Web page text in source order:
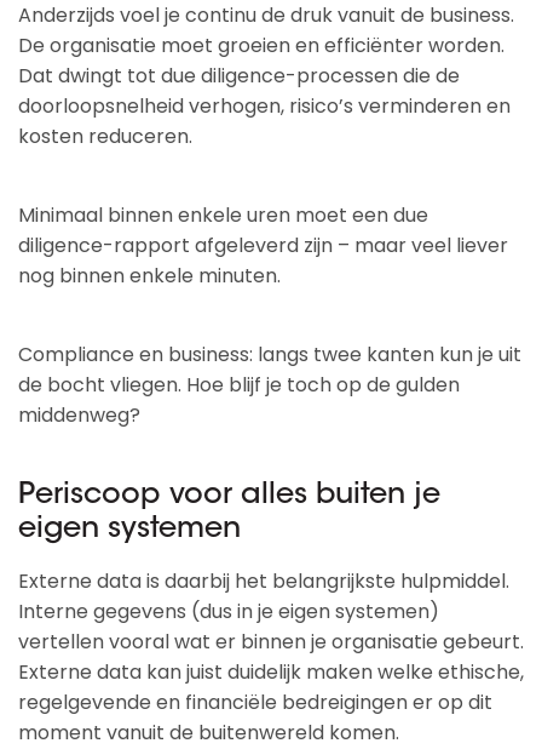
Anderzijds voel je continu de druk vanuit de business.
De organisatie moet groeien en efficiënter worden.
Dat dwingt tot due diligence-processen die de
doorloopsnelheid verhogen, risico’s verminderen en
kosten reduceren.
Minimaal binnen enkele uren moet een due
diligence-rapport afgeleverd zijn – maar veel liever
nog binnen enkele minuten.
Compliance en business: langs twee kanten kun je uit
de bocht vliegen. Hoe blijf je toch op de gulden
middenweg?
Periscoop voor alles buiten je
eigen systemen
Externe data is daarbij het belangrijkste hulpmiddel.
Interne gegevens (dus in je eigen systemen)
vertellen vooral wat er binnen je organisatie gebeurt.
Externe data kan juist duidelijk maken welke ethische,
regelgevende en financiële bedreigingen er op dit
moment vanuit de buitenwereld komen.